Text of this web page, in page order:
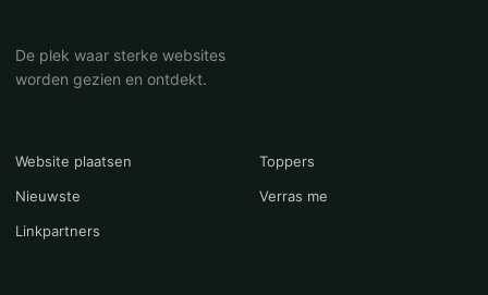
De plek waar sterke websites
worden gezien en ontdekt.
Website plaatsen
Toppers
Nieuwste
Verras me
Linkpartners